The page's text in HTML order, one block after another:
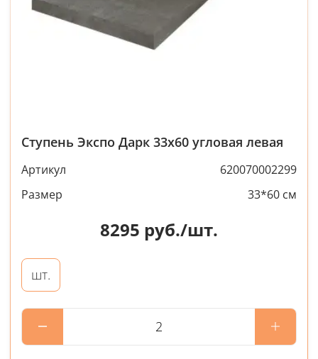
Ступень Экспо Дарк 33x60 угловая левая
Артикул
620070002299
Размер
33*60 см
8295 руб./шт.
шт.